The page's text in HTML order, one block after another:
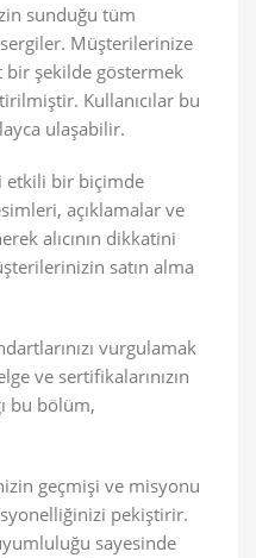
sunduğu tüm
Müşterilerinize
bir şekilde göstermek
Kullanıcılar bu
ulaşabilir.
etkili bir biçimde
açıklamalar ve
alıcının dikkatini
satın alma
vurgulamak
ve sertifikalarınızın
bu bölüm,
geçmişi ve misyonu
pekiştirir.
sayesinde